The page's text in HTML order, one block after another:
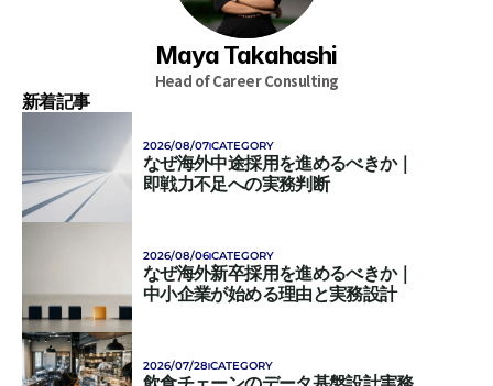
Maya Takahashi
Head of Career Consulting
新着記事
2026/08/07CATEGORY
なぜ海外中途採用を進めるべきか｜
即戦力不足への実務判断
2026/08/06CATEGORY
なぜ海外新卒採用を進めるべきか｜
中小企業が始める理由と実務設計
2026/07/28 CATEGORY